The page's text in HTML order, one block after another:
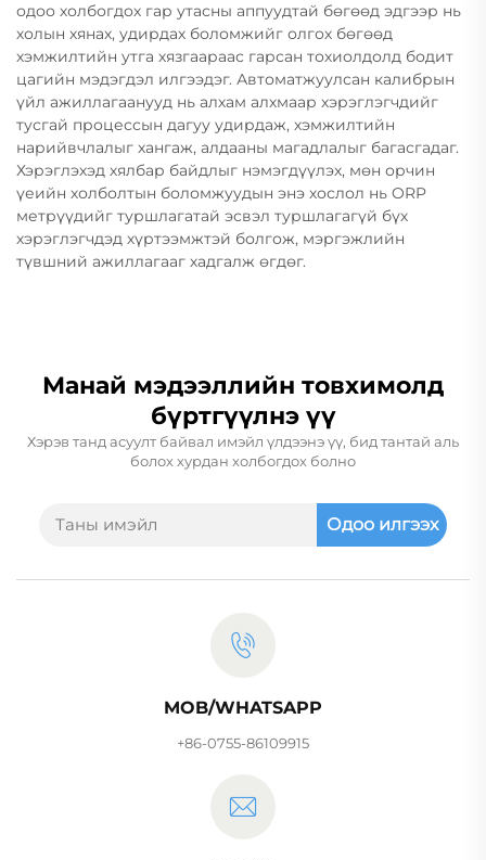
одоо холбогдох гар утасны аппуудтай бөгөөд эдгээр нь
холын хянах, удирдах боломжийг олгох бөгөөд
хэмжилтийн утга хязгаараас гарсан тохиолдолд бодит
цагийн мэдэгдэл илгээдэг. Автоматжуулсан калибрын
үйл ажиллагаанууд нь алхам алхмаар хэрэглэгчдийг
тусгай процессын дагуу удирдаж, хэмжилтийн
нарийвчлалыг хангаж, алдааны магадлалыг багасгадаг.
Хэрэглэхэд хялбар байдлыг нэмэгдүүлэх, мөн орчин
үеийн холболтын боломжуудын энэ хослол нь ORP
метрүүдийг туршлагатай эсвэл туршлагагүй бүх
хэрэглэгчдэд хүртээмжтэй болгож, мэргэжлийн
түвшний ажиллагааг хадгалж өгдөг.
Манай мэдээллийн товхимолд
бүртгүүлнэ үү
Хэрэв танд асуулт байвал имэйл үлдээнэ үү, бид тантай аль
болох хурдан холбогдох болно
Одоо илгээх
MOB/WHATSAPP
+86-0755-86109915